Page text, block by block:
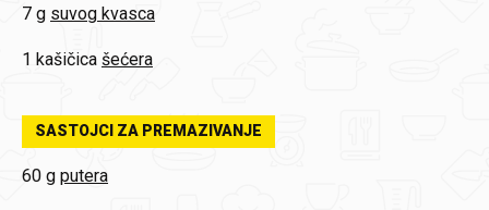
7 g suvog kvasca
1 kašičica šećera
SASTOJCI ZA PREMAZIVANJE
60 g putera